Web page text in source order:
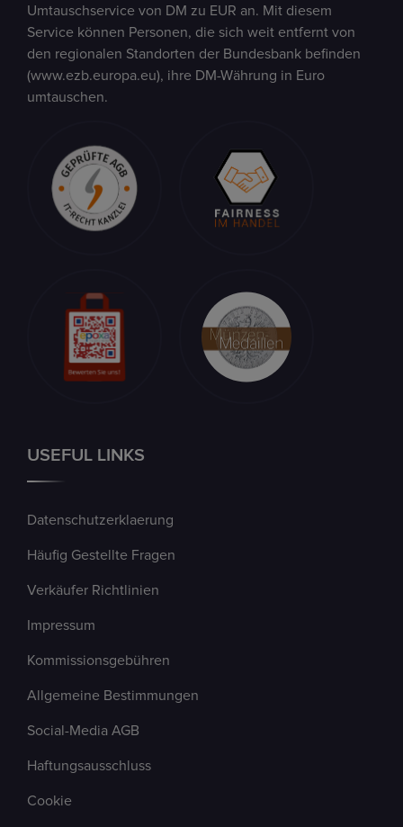
Umtauschservice von DM zu EUR an. Mit diesem
Service können Personen, die sich weit entfernt von
den regionalen Standorten der Bundesbank befinden
(www.ezb.europa.eu), ihre DM-Währung in Euro
umtauschen.
USEFUL LINKS
Datenschutzerklaerung
Häufig Gestellte Fragen
Verkäufer Richtlinien
Impressum
Kommissionsgebühren
Allgemeine Bestimmungen
Social-Media AGB
Haftungsausschluss
Cookie